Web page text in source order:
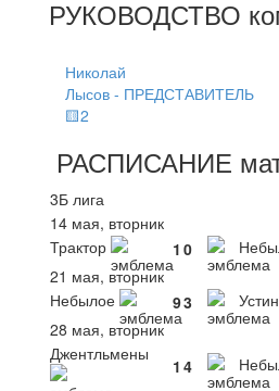
РУКОВОДСТВО
Николай
Лысов - ПРЕДСТАВИТЕЛЬ
🟨2
РАСПИСАНИЕ
3Б лига
14 мая, вторник
Трактор
1 0
21 мая, вторник
Небылое
93
28 мая, вторник
Джентльмены
1 4